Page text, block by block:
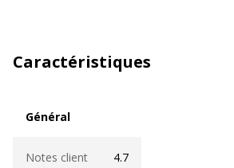
Caractéristiques
Général
Notes client 4.7